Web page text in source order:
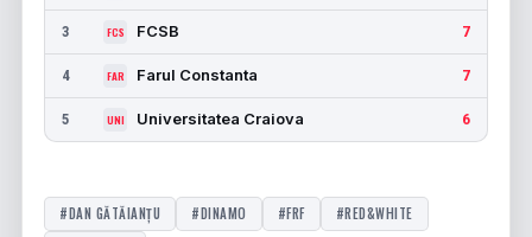
3 FCS FCSB 7
4 FAR Farul Constanta 7
5 UNI Universitatea Craiova 6
#DAN GĂTĂIANȚU #DINAMO #FRF
#RED&WHITE